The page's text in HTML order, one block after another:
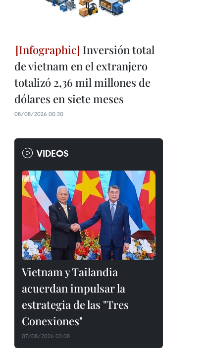
Inversión total
de vietnam en el extranjero
totalizó 2,36 mil millones de
dólares en siete meses
08/08/2026 00:30
VIDEOS
Vietnam y Tailandia
acuerdan impulsar la
estrategia de las "Tres
Conexiones"
07/08/2026 03:08